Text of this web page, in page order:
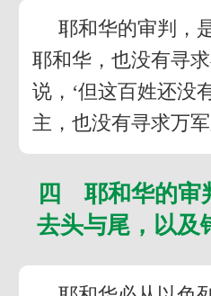
耶和华的审判，
耶和华，也没有寻
说，‘但这百姓还没
主，也没有寻求万
四 耶和华的审
去头与尾，以及